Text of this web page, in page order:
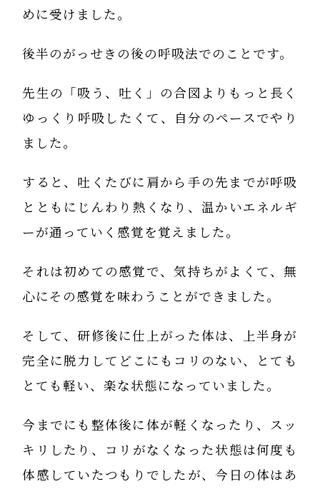
めに受けました。
後半のがっせきの後の呼吸法でのことです。
先生の「吸う、吐く」の合図よりもっと長く
ゆっくり呼吸したくて、自分のペースでやり
ました。
すると、吐くたびに肩から手の先までが呼吸
とともにじんわり熱くなり、温かいエネルギ
ーが通っていく感覚を覚えました。
それは初めての感覚で、気持ちがよくて、無
心にその感覚を味わうことができました。
そして、研修後に仕上がった体は、上半身が
完全に脱力してどこにもコリのない、とても
とても軽い、楽な状態になっていました。
今までにも整体後に体が軽くなったり、スッ
キリしたり、コリがなくなった状態は何度も
体感していたつもりでしたが、今日の体はあ